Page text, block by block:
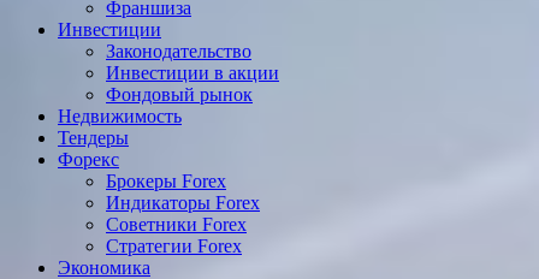
Франшиза
Инвестиции
Законодательство
Инвестиции в акции
Фондовый рынок
Недвижимость
Тендеры
Форекс
Брокеры Forex
Индикаторы Forex
Советники Forex
Стратегии Forex
Экономика